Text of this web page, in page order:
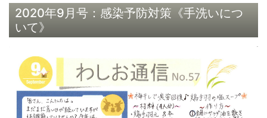
2020年9月号：感染予防対策《手洗いにつ
いて》